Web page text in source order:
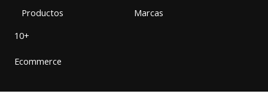
Productos
Marcas
10+
Ecommerce